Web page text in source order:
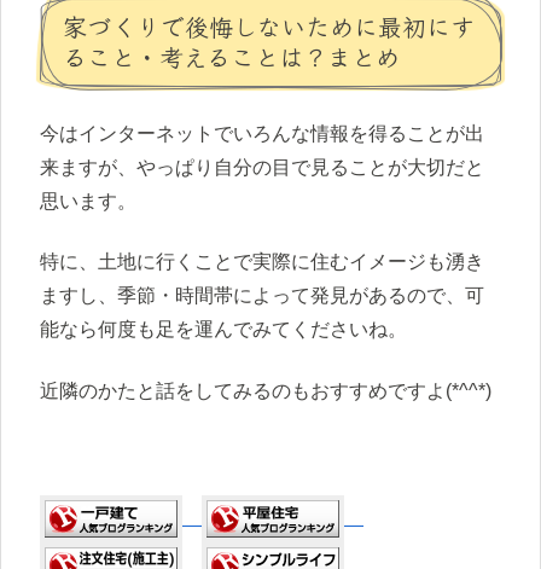
家づくりで後悔しないために最初にす
ること・考えることは？まとめ
今はインターネットでいろんな情報を得ることが出
来ますが、やっぱり自分の目で見ることが大切だと
思います。
特に、土地に行くことで実際に住むイメージも湧き
ますし、季節・時間帯によって発見があるので、可
能なら何度も足を運んでみてくださいね。
近隣のかたと話をしてみるのもおすすめですよ(*^^*)